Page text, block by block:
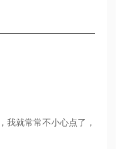
我就常常不小心点了，